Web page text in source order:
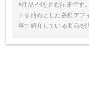
※商品PRを含む記事です
トを始めとした各種アフ
事で紹介している商品を